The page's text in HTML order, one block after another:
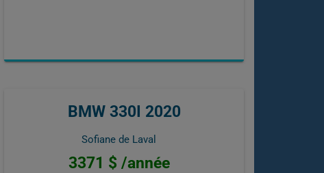
BMW 330I 2020
Sofiane de Laval
3371 $ /année